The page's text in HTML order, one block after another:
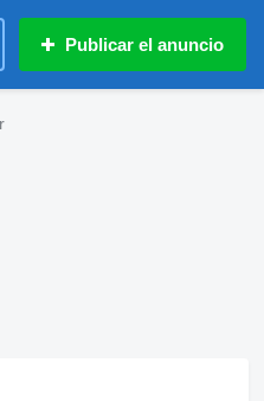
Publicar el anuncio